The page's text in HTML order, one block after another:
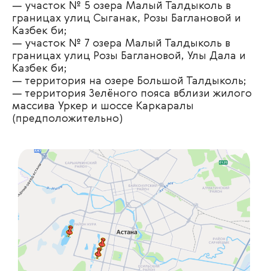
— участок № 5 озера Малый Талдыколь в
границах улиц Сыганак, Розы Баглановой и
Казбек би;
— участок № 7 озера Малый Талдыколь в
границах улиц Розы Баглановой, Улы Дала и
Казбек би;
— территория на озере Большой Талдыколь;
— территория Зелёного пояса вблизи жилого
массива Уркер и шоссе Каркаралы
(предположительно)